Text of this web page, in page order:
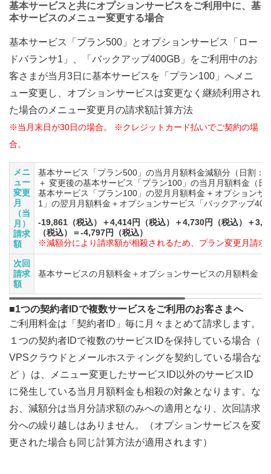
基本サービスと共にオプションサービスをご利用中に、基
本サービスのメニュー変更する場合
基本サービス「プラン500」とオプションサービス「ロー
ドバランサ1」、「バックアップ400GB」をご利用中のお
客さまが当月3日に基本サービスを「プラン100」へメニ
ュー変更し、オプションサービスは変更なく継続利用され
た場合のメニュー変更月の請求額計算方法
※当月末日が30日の場合。 ※クレジットカード払いでご契約の場
合。
メニ
ュー
変更
月
（当
月）
請求
額
基本サービス「プラン500」の当月月額料金減額分（日割：
＋ 変更後の基本サービス「プラン100」の当月月額料金（
基本サービス「プラン100」の翌月月額料金 + オプションサ
1」の翌月月額料金＋オプションサービス「バックアップ
-19,861（税込）＋4,414円（税込）＋4,730円（税込）＋
（税込）＝-4,797円（税込）
※減額分により請求額が相殺されるため、プラン変更月請求
次回
請求
額
基本サービスの月額料金＋オプションサービスの月額料金
■1つの契約者IDで複数サービスをご利用のお客さまへ
ご利用料金は「契約者ID」毎に月々まとめて請求します。
１つの契約者IDで複数のサービスIDを保持している場合（
VPSクラウドとメールホスティングを契約している場合な
ど ）は、メニュー変更したサービスID以外のサービスID
に発生している当月月額料金も相殺の対象となります。な
お、減額分は当月分請求額のみへの適用となり、次回請求
分への繰り越しはありません。（オプションサービスを変
更された場合も同じ計算方法が適用されます）